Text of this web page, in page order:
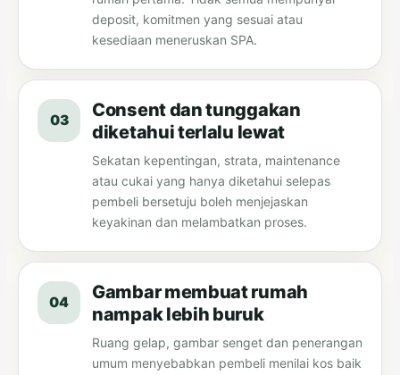
deposit, komitmen yang sesuai atau
kesediaan meneruskan SPA.
03
Consent dan tunggakan
diketahui terlalu lewat
Sekatan kepentingan, strata, maintenance
atau cukai yang hanya diketahui selepas
pembeli bersetuju boleh menjejaskan
keyakinan dan melambatkan proses.
04
Gambar membuat rumah
nampak lebih buruk
Ruang gelap, gambar senget dan penerangan
umum menyebabkan pembeli menilai kos baik